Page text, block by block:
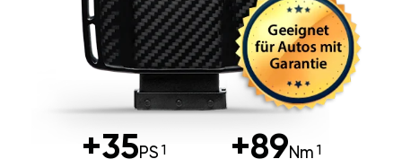
+35PS +89Nm